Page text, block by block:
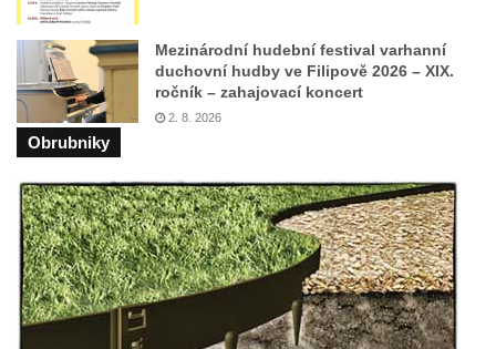
Pomník obětem válek v Kněževsi
Pamětní deska Rudé armádě na radnici v
Trutnově
Pomník obětem koncentračního tábora na
hřbitově v Rychnově u Jablonce nad Nisou
koncentračního tábora v Tovární ulici v
Rychnově u Jablonce nad Nisou
Kenotaf Alfreda Langa na hřbitově v Krásné
u Pěnčína
Kenotaf Emila Posselta na hřbitově v
Mezinárodní hudební festival varhanní
duchovní hudby ve Filipově 2026 – XIX.
ročník – zahajovací koncert
2. 8. 2026
Obrubniky